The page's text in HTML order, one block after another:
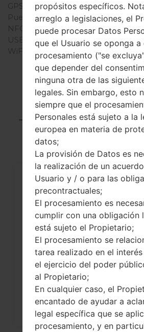
GPS
-
Puerto infrarrojo
-
NFC
-
USB
USB 1.1
WiFi
Articles
¿Cómo restablecer
a través del código...
propósitos específicos.
arreglo a legislaciones, el
puede procesar Datos
que el Usuario se oponga a
procesamiento ("se
que depender del
ninguna otra de las
legales. Sin embargo, esto
siempre que el
Personales está sujeto a la
europea en materia de
datos;
La provisión de Datos es
la realización de un
Usuario y / o para las
precontractuales;
El procesamiento es
cumplir con una obligación
está sujeto el Propietario;
El procesamiento se
tarea realizado en el
el ejercicio del poder
al Propietario;
En cualquier caso, el
encantado de ayudar a
legal específica que se
procesamiento, y en